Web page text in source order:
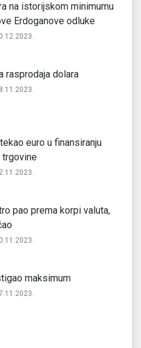
na istorijskom minimumu
Erdoganove odluke
rasprodaja dolara
euro u finansiranju
pao prema korpi valuta,
maksimum